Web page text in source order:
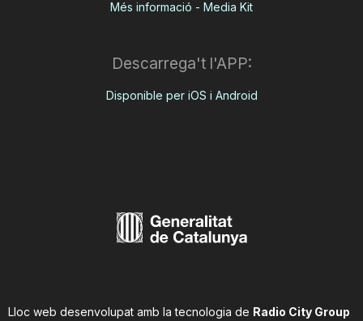
Més informació - Media Kit
Descarrega't l'APP:
Disponible per iOS i Android
Lloc web desenvolupat amb la tecnologia de Radio City Group